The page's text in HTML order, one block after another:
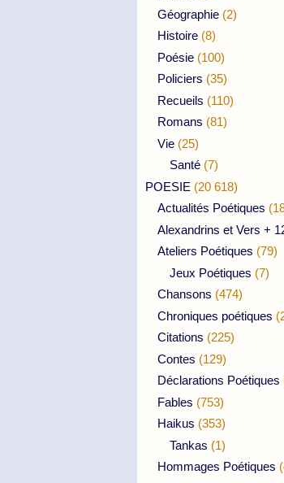
Géographie (2)
Histoire (8)
Poésie (100)
Policiers (35)
Recueils (110)
Romans (81)
Vie (25)
Santé (7)
POESIE (20 618)
Actualités Poétiques
Alexandrins et Vers +
Ateliers Poétiques (79)
Jeux Poétiques (7)
Chansons (474)
Chroniques poétiques
Citations (225)
Contes (129)
Déclarations Poétiques
Fables (753)
Haikus (353)
Tankas (1)
Hommages Poétiques